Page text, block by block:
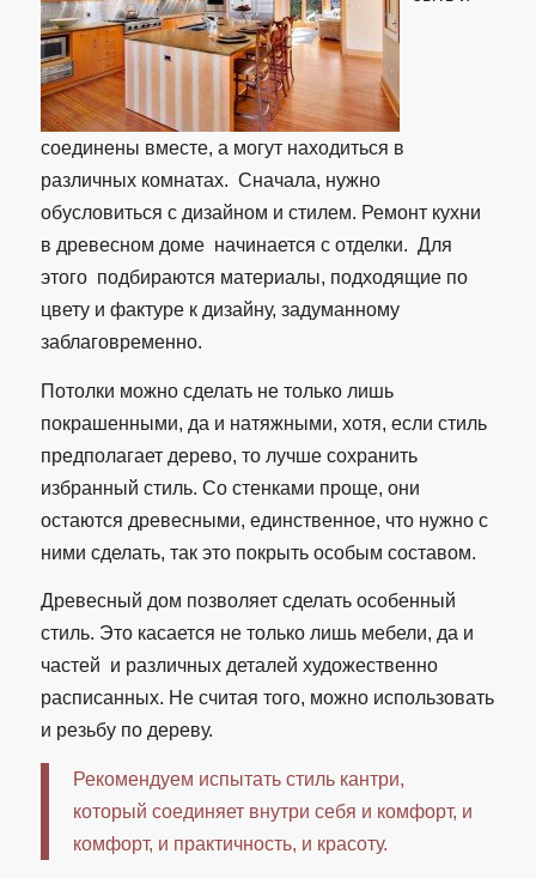
соединены вместе, а могут находиться в
различных комнатах. Сначала, нужно
обусловиться с дизайном и стилем. Ремонт кухни
в древесном доме начинается с отделки. Для
этого подбираются материалы, подходящие по
цвету и фактуре к дизайну, задуманному
заблаговременно.
Потолки можно сделать не только лишь
покрашенными, да и натяжными, хотя, если стиль
предполагает дерево, то лучше сохранить
избранный стиль. Со стенками проще, они
остаются древесными, единственное, что нужно с
ними сделать, так это покрыть особым составом.
Древесный дом позволяет сделать особенный
стиль. Это касается не только лишь мебели, да и
частей и различных деталей художественно
расписанных. Не считая того, можно использовать
и резьбу по дереву.
Рекомендуем испытать стиль кантри,
который соединяет внутри себя и комфорт, и
комфорт, и практичность, и красоту.